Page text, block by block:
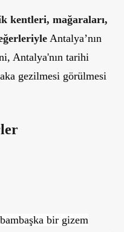
kentleri, mağaraları,
Antalya’nın
Antalya'nın tarihi
gezilmesi görülmesi
bambaşka bir gizem